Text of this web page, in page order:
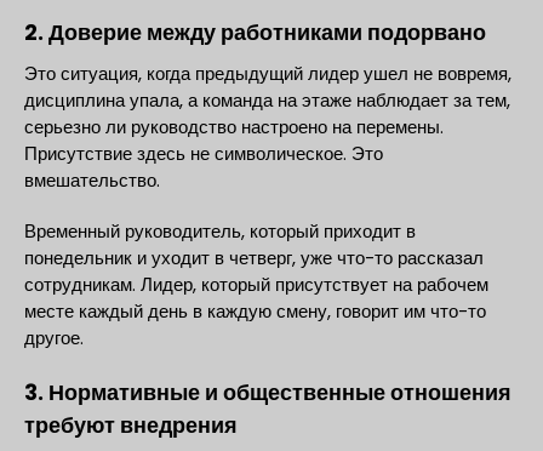
2. Доверие между работниками подорвано
Это ситуация, когда предыдущий лидер ушел не вовремя,
дисциплина упала, а команда на этаже наблюдает за тем,
серьезно ли руководство настроено на перемены.
Присутствие здесь не символическое. Это
вмешательство.
Временный руководитель, который приходит в
понедельник и уходит в четверг, уже что-то рассказал
сотрудникам. Лидер, который присутствует на рабочем
месте каждый день в каждую смену, говорит им что-то
другое.
3. Нормативные и общественные отношения
требуют внедрения